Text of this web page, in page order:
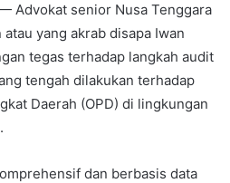
Advokat senior Nusa Tenggara
yang akrab disapa Iwan
tegas terhadap langkah audit
tengah dilakukan terhadap
Daerah (OPD) di lingkungan
dan berbasis data